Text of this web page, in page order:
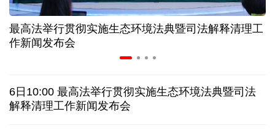
2026暑期档票房破85亿 已连续30天单日票房破亿
探访泰缅“死亡铁路”，见证日本军国主义侵略罪行
最高法举行贯彻实施生态环境法典暨司法解释清理工
作新闻发布会
6日10:00 最高法举行贯彻实施生态环境法典暨司法
解释清理工作新闻发布会